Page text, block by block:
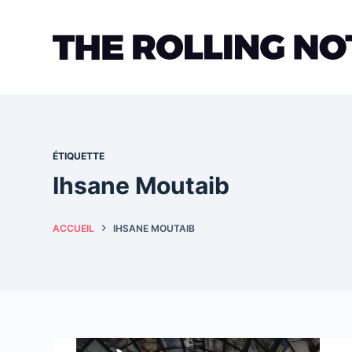
ÉTIQUETTE
Ihsane Moutaib
ACCUEIL IHSANE MOUTAIB